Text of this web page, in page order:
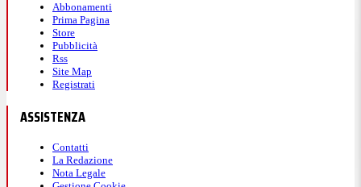
Abbonamenti
Prima Pagina
Store
Pubblicità
Rss
Site Map
Registrati
ASSISTENZA
Contatti
La Redazione
Nota Legale